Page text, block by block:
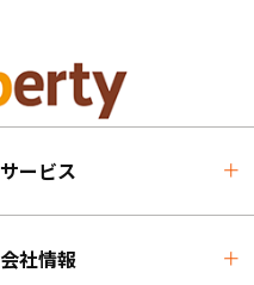
サービス
会社情報